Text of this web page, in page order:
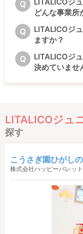
Q
どんな事業所
Q
LITALICOジ
ますか？
Q
LITALICOジ
決めていませ
LITALICOジュ
探す
こうさぎ園ひがし
株式会社ハッピーパレット